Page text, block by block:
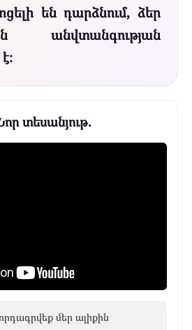
են դարձնում, ձեր
անվտանգության
տեսանյութ.
մեր ալիքին